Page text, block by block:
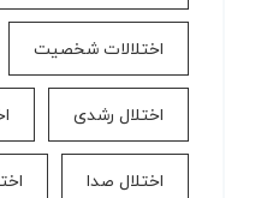
اختلالات شخصیت
اختلال رشدی
اختلال صدا